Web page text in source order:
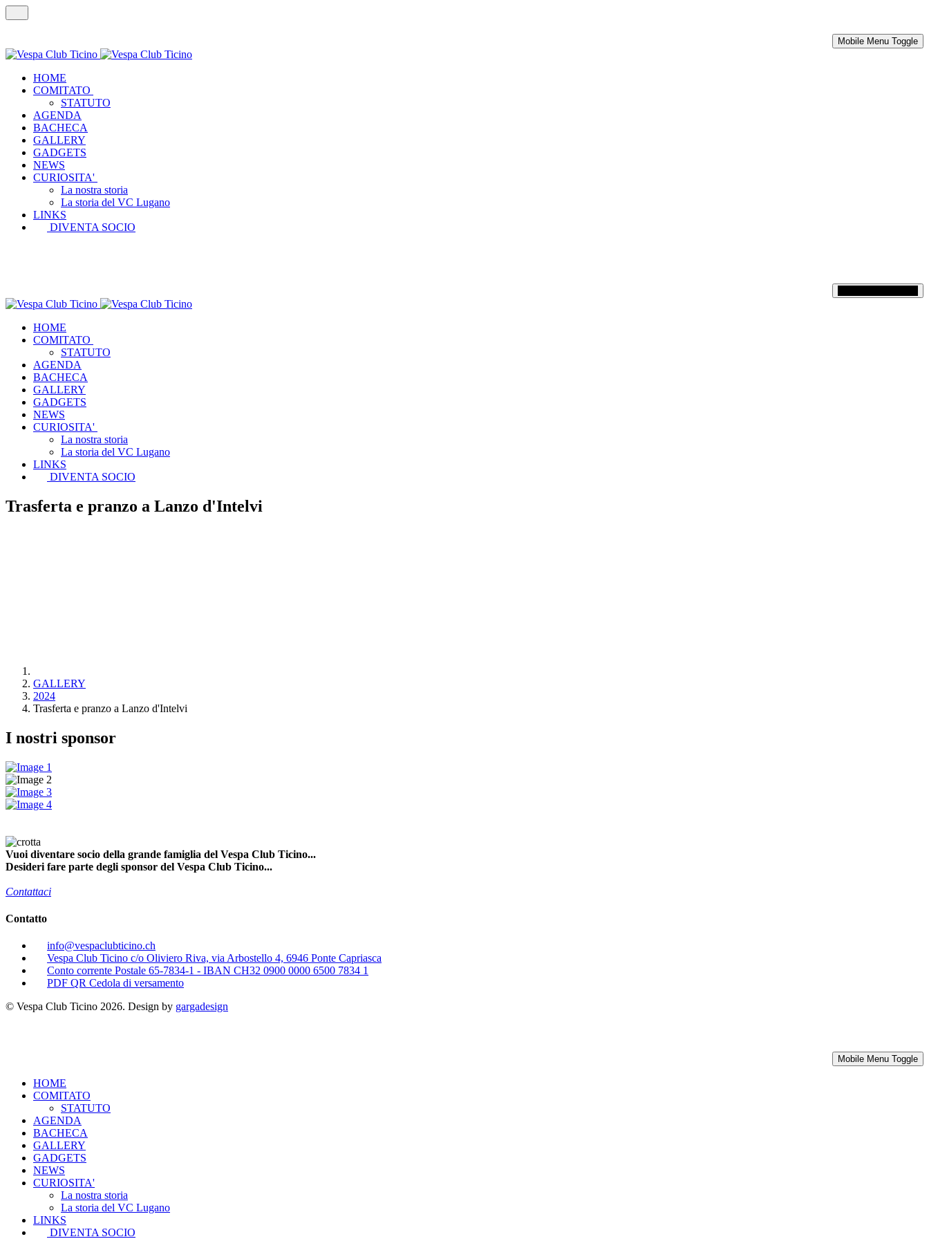
Mobile Menu Toggle
HOME
COMITATO
STATUTO
AGENDA
BACHECA
GALLERY
GADGETS
NEWS
CURIOSITA'
La nostra storia
La storia del VC Lugano
LINKS
DIVENTA SOCIO
HOME
COMITATO
STATUTO
AGENDA
BACHECA
GALLERY
GADGETS
NEWS
CURIOSITA'
La nostra storia
La storia del VC Lugano
LINKS
DIVENTA SOCIO
Trasferta e pranzo a Lanzo d'Intelvi
GALLERY
2024
Trasferta e pranzo a Lanzo d'Intelvi
I nostri sponsor
Vuoi diventare socio della grande famiglia del Vespa Club Ticino...
Desideri fare parte degli sponsor del Vespa Club Ticino...
Contattaci
Contatto
info@vespaclubticino.ch
Vespa Club Ticino c/o Oliviero Riva, via Arbostello 4, 6946 Ponte Capriasca
Conto corrente Postale 65-7834-1 - IBAN CH32 0900 0000 6500 7834 1
PDF QR Cedola di versamento
© Vespa Club Ticino 2026. Design by gargadesign
Mobile Menu Toggle
HOME
COMITATO
STATUTO
AGENDA
BACHECA
GALLERY
GADGETS
NEWS
CURIOSITA'
La nostra storia
La storia del VC Lugano
LINKS
DIVENTA SOCIO